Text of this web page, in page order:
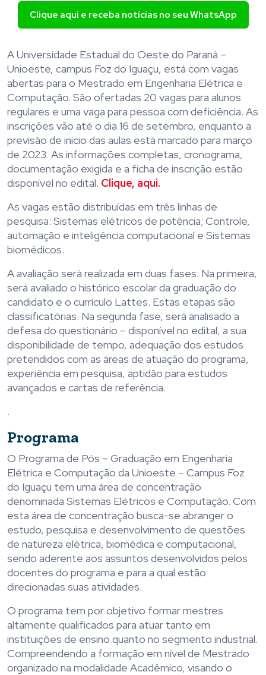
Clique aqui e receba notícias no seu WhatsApp
A Universidade Estadual do Oeste do Paraná –
Unioeste, campus Foz do Iguaçu, está com vagas
abertas para o Mestrado em Engenharia Elétrica e
Computação. São ofertadas 20 vagas para alunos
regulares e uma vaga para pessoa com deficiência. As
inscrições vão até o dia 16 de setembro, enquanto a
previsão de início das aulas está marcado para março
de 2023. As informações completas, cronograma,
documentação exigida e a ficha de inscrição estão
disponível no edital. Clique, aqui.
As vagas estão distribuídas em três linhas de
pesquisa: Sistemas elétricos de potência; Controle,
automação e inteligência computacional e Sistemas
biomédicos.
A avaliação será realizada em duas fases. Na primeira,
será avaliado o histórico escolar da graduação do
candidato e o currículo Lattes. Estas etapas são
classificatórias. Na segunda fase, será analisado a
defesa do questionário – disponível no edital, a sua
disponibilidade de tempo, adequação dos estudos
pretendidos com as áreas de atuação do programa,
experiência em pesquisa, aptidão para estudos
avançados e cartas de referência.
.
Programa
O Programa de Pós – Graduação em Engenharia
Elétrica e Computação da Unioeste – Campus Foz
do Iguaçu tem uma área de concentração
denominada Sistemas Elétricos e Computação. Com
esta área de concentração busca-se abranger o
estudo, pesquisa e desenvolvimento de questões
de natureza elétrica, biomédica e computacional,
sendo aderente aos assuntos desenvolvidos pelos
docentes do programa e para a qual estão
direcionadas suas atividades.
O programa tem por objetivo formar mestres
altamente qualificados para atuar tanto em
instituições de ensino quanto no segmento industrial.
Compreendendo a formação em nível de Mestrado
organizado na modalidade Acadêmico, visando o